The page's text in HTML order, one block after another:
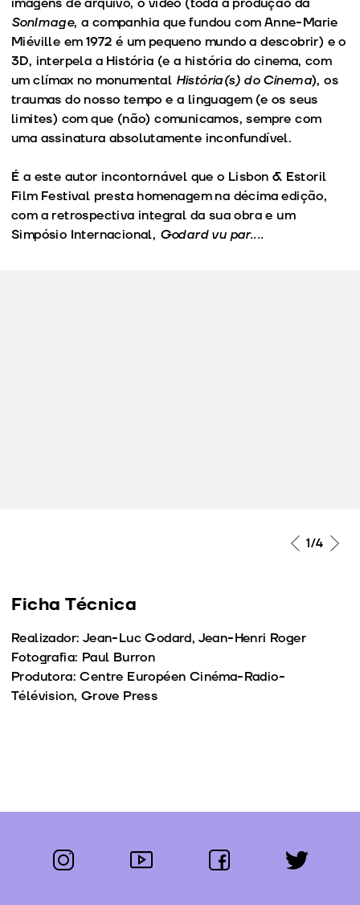
SonImage, a companhia que fundou com Anne-Marie
Miéville em 1972 é um pequeno mundo a descobrir) e o
3D, interpela a História (e a história do cinema, com
um clímax no monumental História(s) do Cinema), os
traumas do nosso tempo e a linguagem (e os seus
limites) com que (não) comunicamos, sempre com
uma assinatura absolutamente inconfundível.
É a este autor incontornável que o Lisbon & Estoril
Film Festival presta homenagem na décima edição,
com a retrospectiva integral da sua obra e um
Simpósio Internacional, Godard vu par....
1/4
Ficha Técnica
Realizador: Jean-Luc Godard, Jean-Henri Roger
Fotografia: Paul Burron
Produtora: Centre Européen Cinéma-Radio-
Télévision, Grove Press
Segue-nos:
instagram youtube facebook twitter